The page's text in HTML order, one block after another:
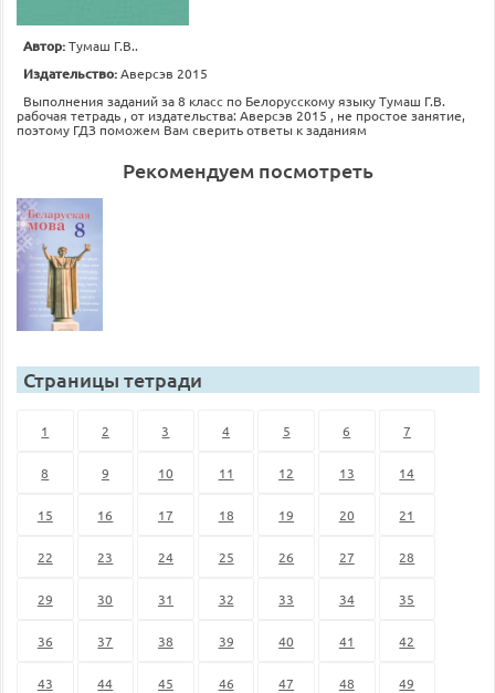
Автор:Тумаш Г.В..
Издательство:Аверсэв 2015
Выполнения заданий за 8 класс по Белорусскому языку Тумаш Г.В.
рабочая тетрадь , от издательства: Аверсэв 2015 , не простое занятие,
поэтому ГДЗ поможем Вам сверить ответы к заданиям
Рекомендуем посмотреть
Страницы тетради
1 2 3 4 5 6 7
8 9 10 11 12 13 14
15 16 17 18 19 20 21
22 23 24 25 26 27 28
29 30 31 32 33 34 35
36 37 38 39 40 41 42
43 44 45 46 47 48 49